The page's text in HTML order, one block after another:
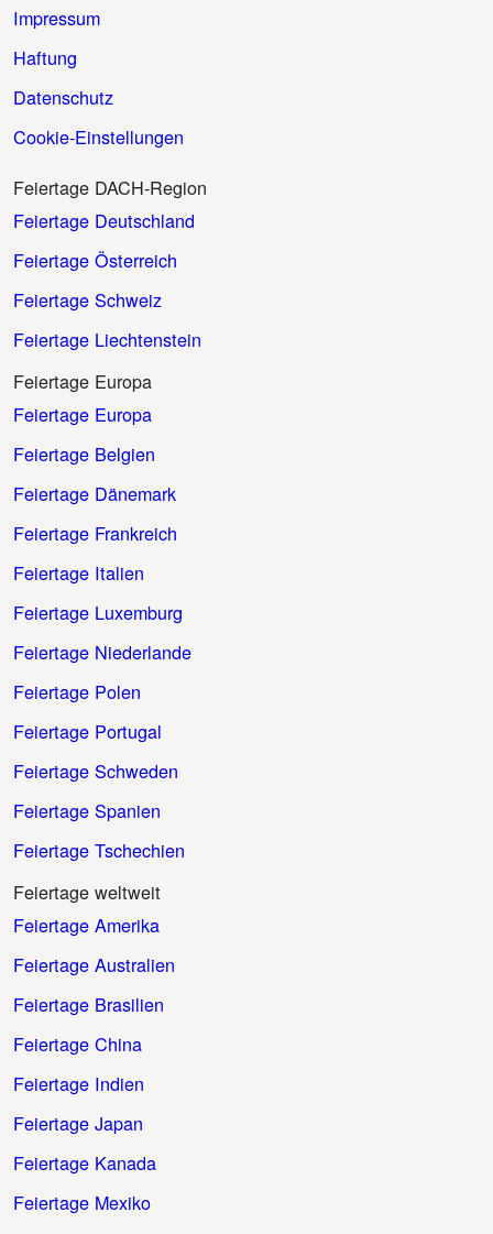
Impressum
Haftung
Datenschutz
Cookie-Einstellungen
Feiertage DACH-Region
Feiertage Deutschland
Feiertage Österreich
Feiertage Schweiz
Feiertage Liechtenstein
Feiertage Europa
Feiertage Europa
Feiertage Belgien
Feiertage Dänemark
Feiertage Frankreich
Feiertage Italien
Feiertage Luxemburg
Feiertage Niederlande
Feiertage Polen
Feiertage Portugal
Feiertage Schweden
Feiertage Spanien
Feiertage Tschechien
Feiertage weltweit
Feiertage Amerika
Feiertage Australien
Feiertage Brasilien
Feiertage China
Feiertage Indien
Feiertage Japan
Feiertage Kanada
Feiertage Mexiko